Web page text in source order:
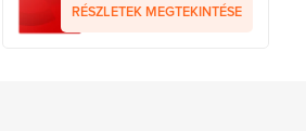
RÉSZLETEK MEGTEKINTÉSE